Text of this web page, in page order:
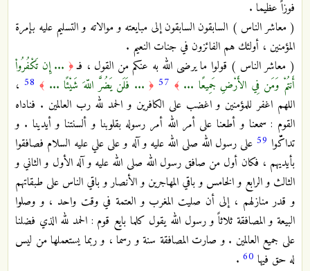
فوزاً عظيما .
( معاشر الناس ) السابقون السابقون إلى مبايعته و موالاته و التسليم عليه بإمرة
المؤمنين ، أولئك هم الفائزون في جنات النعيم .
( معاشر الناس ) قولوا ما يرضى الله به عنكم من القول ، فـ﴿ ... إِن تَكْفُرُواْ
أَنتُمْ وَمَن فِي الأَرْضِ جَمِيعًا ... ﴾ 57 ﴿ ... فَلَن يَضُرَّ اللّهَ شَيْئًا ... ﴾ 58 ،
اللهم اغفر للمؤمنين و اغضب على الكافرين و الحمد لله رب العالمين . فناداه
القوم : سمعنا و أطعنا على أمر الله أمر رسوله بقلوبنا و ألسنتنا و أيدينا . و
تداكّّّوا 59 على رسول الله صلى الله عليه و آله و على علي عليه السلام فصافقوا
بأيديهم ، فكان أول من صافق رسول الله صلى الله عليه و آله الأول و الثاني و
الثالث و الرابع و الخامس و باقي المهاجرين و الأنصار و باقي الناس على طبقاتهم
و قدر منازلهم ، إلى أن صليت المغرب و العتمة في وقت واحد ، و وصلوا
البيعة و المصافقة ثلاثاً و رسول الله يقول كلما بايع قوم : الحمد لله الذي فضلنا
على جميع العالمين . و صارت المصافقة سنة و رسما ، و ربما يستعملها من ليس
له حق فيها 60
.